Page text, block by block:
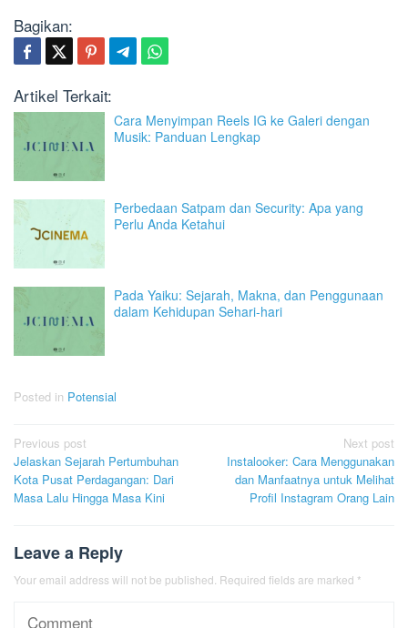
Bagikan:
Artikel Terkait:
Cara Menyimpan Reels IG ke Galeri dengan
Musik: Panduan Lengkap
Perbedaan Satpam dan Security: Apa yang
Perlu Anda Ketahui
Pada Yaiku: Sejarah, Makna, dan Penggunaan
dalam Kehidupan Sehari-hari
Posted in Potensial
Post
navigation
Previous post
Jelaskan Sejarah Pertumbuhan
Kota Pusat Perdagangan: Dari
Masa Lalu Hingga Masa Kini
Next post
Instalooker: Cara Menggunakan
dan Manfaatnya untuk Melihat
Profil Instagram Orang Lain
Leave a Reply
Your email address will not be published. Required fields are marked *